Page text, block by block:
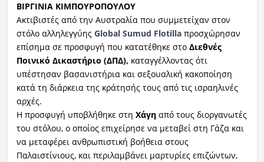
ΒΙΡΓΙΝΙΑ ΚΙΜΠΟΥΡΟΠΟΥΛΟΥ
Ακτιβιστές από την Αυστραλία που συμμετείχαν στον
στόλο αλληλεγγύης Global Sumud Flotilla προσχώρησαν
επίσημα σε προσφυγή που κατατέθηκε στοΔιεθνές
Ποινικό Δικαστήριο (ΔΠΔ), καταγγέλλοντας ότι
υπέστησαν βασανιστήρια και σεξουαλική κακοποίηση
κατά τη διάρκεια της κράτησής τους από τις ισραηλινές
αρχές.
Η προσφυγή υποβλήθηκε στη Χάγη από τους διοργανωτές
του στόλου, ο οποίος επιχείρησε να μεταβεί στη Γάζα και
να μεταφέρει ανθρωπιστική βοήθεια στους
Παλαιστίνιους, και περιλαμβάνει μαρτυρίες επιζώντων,